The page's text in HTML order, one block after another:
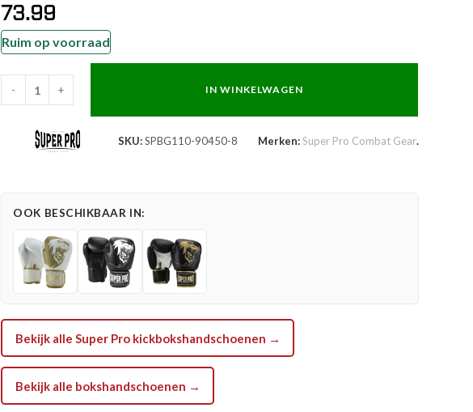
73.99
Ruim op voorraad
Combat
Warrior
Lederen
Roze
Zwart
aantal
- + IN WINKELWAGEN
SKU:SPBG110-90450-8 Merken:Super Pro Combat Gear.
OOK BESCHIKBAAR IN:
Bekijk alle Super Pro kickbokshandschoenen →
Bekijk alle bokshandschoenen →